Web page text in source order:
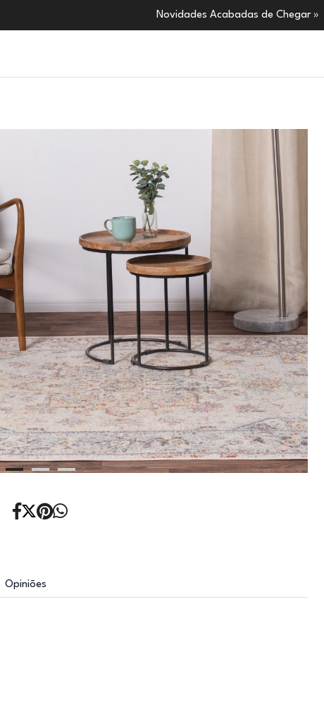
Novidades Acabadas de Chegar »
Opiniões